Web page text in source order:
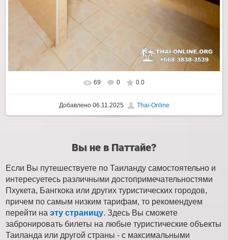
69 0 0.0
Добавлено06.11.2025 Thai-Online
Вы не в Паттайе?
Если Вы путешествуете по Таиланду самостоятельно и
интересуетесь различными достопримечательностями
Пхукета, Бангкока или других туристических городов,
причем по самым низким тарифам, то рекомендуем
перейти на эту страницу. Здесь Вы сможете
забронировать билеты на любые туристические объекты
Таиланда или другой страны - с максимальными